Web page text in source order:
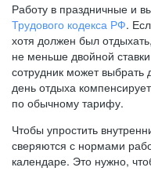
Работу в праздничные и
Трудового кодекса РФ.
хотя должен был
не меньше двойной
сотрудник может
день отдыха
по обычному тарифу.
Чтобы упростить
сверяются с нормами
календаре. Это нужно,